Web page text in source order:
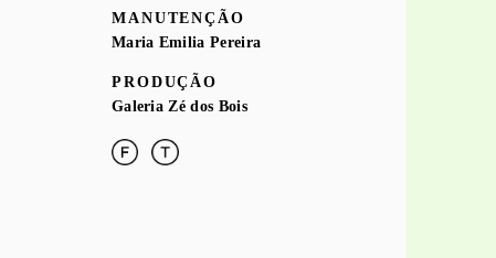
MANUTENÇÃO
Maria Emilia Pereira
PRODUÇÃO
Galeria Zé dos Bois